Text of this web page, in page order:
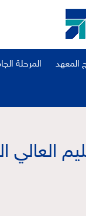
المعهد المرحلة